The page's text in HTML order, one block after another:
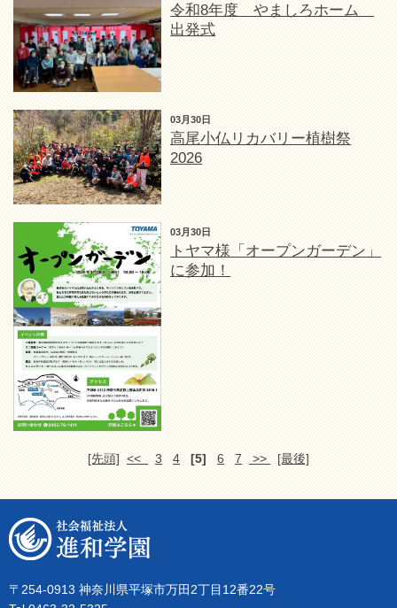
令和8年度 やましろホーム
出発式
03月30日
高尾小仏リカバリー植樹祭
2026
03月30日
トヤマ様「オープンガーデン」
に参加！
[先頭] << 3 4 [5] 6 7 >> [最後]
〒254-0913 神奈川県平塚市万田2丁目12番22号